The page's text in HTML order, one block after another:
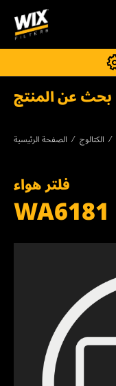
بحث عن المنتج
الصفحة الرئيسية الكتالوج
فلتر هواء
WA6181